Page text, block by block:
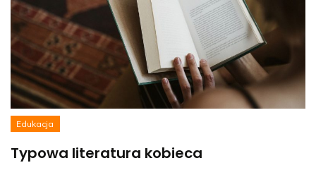
Edukacja
Typowa literatura kobieca